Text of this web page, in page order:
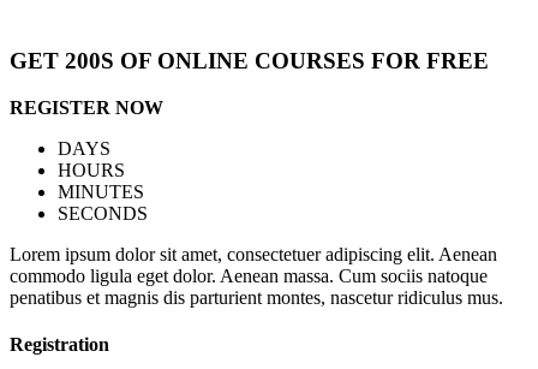
GET 200S OF ONLINE COURSES FOR FREE
REGISTER NOW
DAYS
HOURS
MINUTES
SECONDS
Lorem ipsum dolor sit amet, consectetuer adipiscing elit. Aenean
commodo ligula eget dolor. Aenean massa. Cum sociis natoque
penatibus et magnis dis parturient montes, nascetur ridiculus mus.
Registration